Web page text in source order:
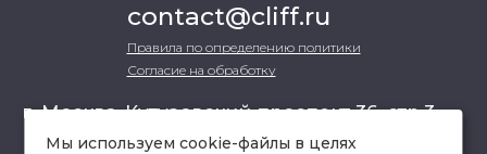
contact@cliff.ru
Правила по определению политики
Согласие на обработку
г. Москва, Кутузовский проспект 36, стр.3 ,
офис 301
Мы используем cookie-файлы в целях